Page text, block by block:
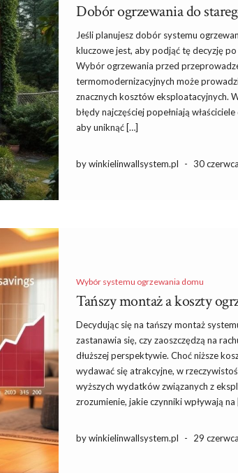
Dobór ogrzewania do
Jeśli planujesz dobór systemu
kluczowe jest, aby podjąć tę decyzję
Wybór ogrzewania przed
termomodernizacyjnych może
znacznych kosztów eksploatacyjnych.
błędy najczęściej popełniają
aby uniknąć […]
by winkielinwallsystem.pl - 30
Wybór systemu ogrzewania domu
Tańszy montaż a koszty
Decydując się na tańszy montaż
zastanawia się, czy zaoszczędzą na
dłuższej perspektywie. Choć niższe
wydawać się atrakcyjne, w
wyższych wydatków związanych z
zrozumienie, jakie czynniki wpływają na
by winkielinwallsystem.pl - 29